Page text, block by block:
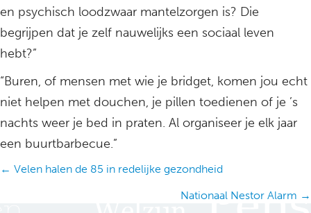
en psychisch loodzwaar mantelzorgen is? Die
begrijpen dat je zelf nauwelijks een sociaal leven
hebt?”
“Buren, of mensen met wie je bridget, komen jou echt
niet helpen met douchen, je pillen toedienen of je ’s
nachts weer je bed in praten. Al organiseer je elk jaar
een buurtbarbecue.”
Posts
← Velen halen de 85 in redelijke gezondheid
Nationaal Nestor Alarm →